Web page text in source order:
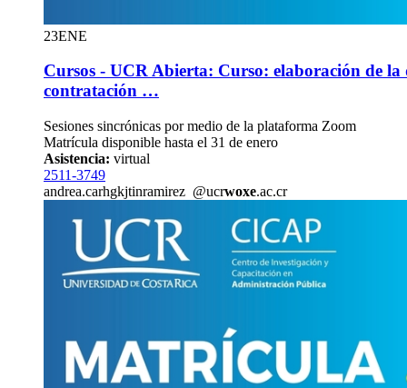
23ENE
Cursos - UCR Abierta: Curso: elaboración de la
contratación …
Sesiones sincrónicas por medio de la plataforma Zoom
Matrícula disponible hasta el 31 de enero
Asistencia: virtual
2511-3749
andrea.carhgkjtinramirez @ucrwoxe.ac.cr